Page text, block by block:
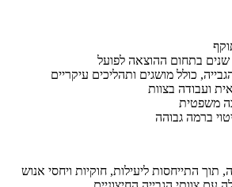
כולל מושגים ותהליכים עיקריים
ועבודה בצוות
משפטית
ברמה גבוהה
תוך התייחסות ליעילות, חוקיות ויחסי אנוש